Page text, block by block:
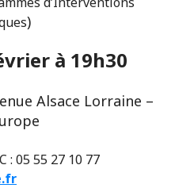
)
à 19h30
Alsace Lorraine –
: 05 55 27 10 77